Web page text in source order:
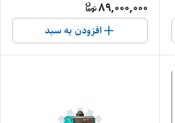
89,000,000
افزودن به سبد